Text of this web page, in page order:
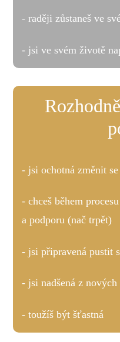
- raději zůstaneš ve
- jsi ve svém životě
Rozhodně
- jsi ochotná změnit se
- chceš během
a podporu (nač trpět)
- jsi připravená pustit
- jsi nadšená z
- toužíš být šťastná